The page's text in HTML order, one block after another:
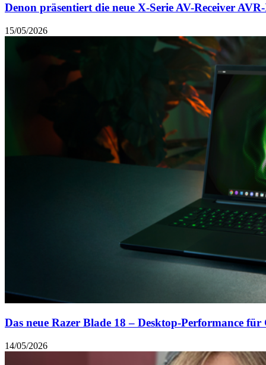
Denon präsentiert die neue X-Serie AV-Receiver
15/05/2026
Das neue Razer Blade 18 – Desktop-Performance
14/05/2026